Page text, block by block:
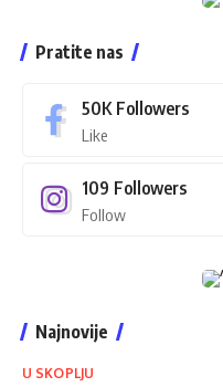
Pratite nas
50K Followers
Like
109 Followers
Follow
Najnovije
U SKOPLJU